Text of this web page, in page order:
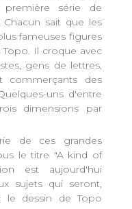
série de
Chacun sait que les
fameuses figures
Il croque avec
gens de lettres,
commerçants des
uns d'entre
dimensions par
de ces grandes
le titre "A kind of
est aujourd'hui
sujets qui seront,
le dessin de Topo